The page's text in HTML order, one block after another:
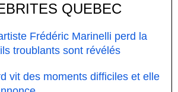
QUEBEC
Frédéric Marinelli perd la
troublants sont révélés
vit des moments difficiles et elle